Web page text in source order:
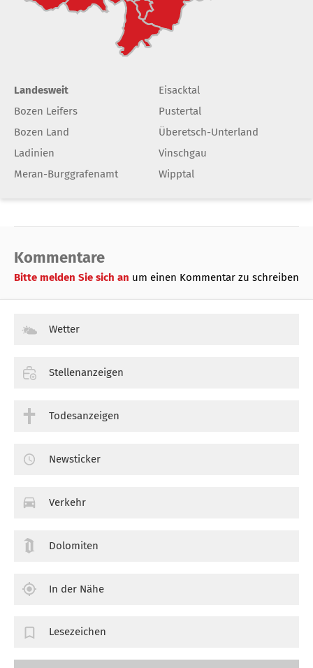
Landesweit
Bozen Leifers
Bozen Land
Ladinien
Meran-Burggrafenamt
Eisacktal
Pustertal
Überetsch-Unterland
Vinschgau
Wipptal
Kommentare
Bitte melden Sie sich an um einen Kommentar zu schreiben
Wetter
Stellenanzeigen
Todesanzeigen
Newsticker
Verkehr
Dolomiten
In der Nähe
Lesezeichen